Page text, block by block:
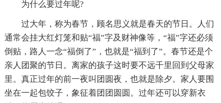
为什么要过年呢?
过大年，称为春节，顾名思义就是春天的节日。人们
通常会挂大红灯笼和贴“福”字及财神像等，“福”字还必须
倒贴，路人一念“福倒了”，也就是“福到了”。春节还是个
亲人团聚的节日。离家的孩子这时要不远千里回到父母家
里。真正过年的前一夜叫团圆夜，也就是除夕。家人要围
坐在一起包饺子，象征着团团圆圆。过年还可以穿新衣